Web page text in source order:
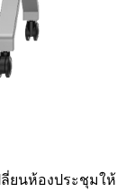
ลี่ยนห้องประชุมให้